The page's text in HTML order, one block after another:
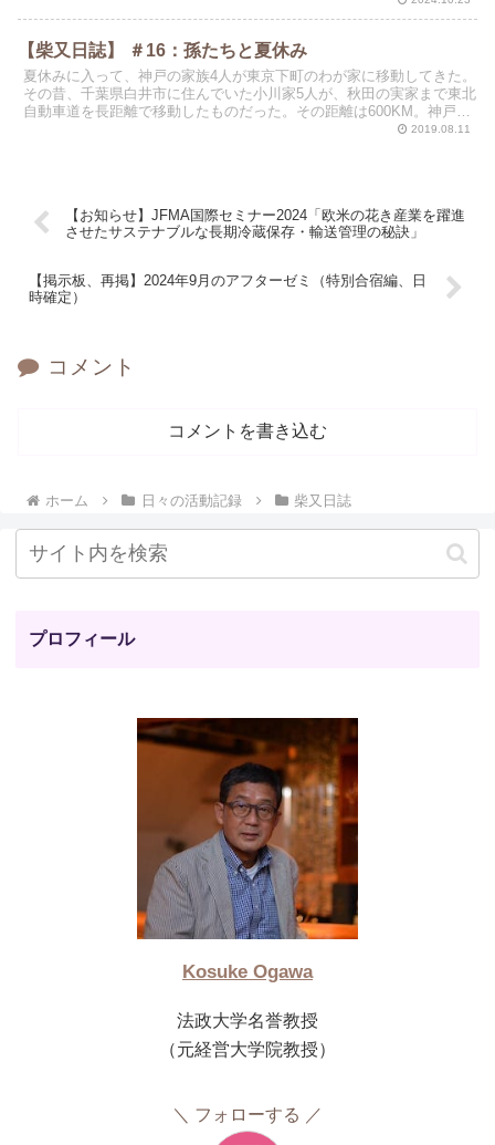
【柴又日誌】 ＃16：孫たちと夏休み
夏休みに入って、神戸の家族4人が東京下町のわが家に移動してきた。
その昔、千葉県白井市に住んでいた小川家5人が、秋田の実家まで東北
自動車道を長距離で移動したものだった。その距離は600KM。神戸在
2019.08.11
【お知らせ】JFMA国際セミナー2024「欧米の花き産業を躍進
させたサステナブルな長期冷蔵保存・輸送管理の秘訣」
【掲示板、再掲】2024年9月のアフターゼミ（特別合宿編、日
時確定）
コメント
コメントを書き込む
ホーム 日々の活動記録 柴又日誌
プロフィール
Kosuke Ogawa
法政大学名誉教授
（元経営大学院教授）
フォローする